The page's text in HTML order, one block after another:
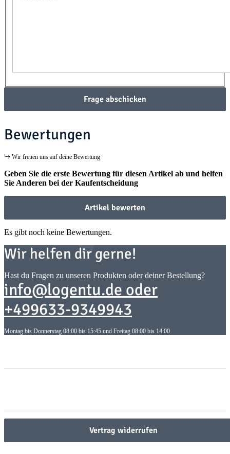
Frage abschicken
Bewertungen
Wir freuen uns auf deine Bewertung
Geben Sie die erste Bewertung für diesen Artikel ab und helfen
Sie Anderen bei der Kaufentscheidung
Artikel bewerten
Es gibt noch keine Bewertungen.
Wir helfen dir gerne!
Hast du Fragen zu unseren Produkten oder deiner Bestellung?
info@logentu.de oder
+499633-9349943
Montag bis Donnerstag 08:00 bis 15:45 und Freitag 08:00 bis 14:00
Vertrag widerrufen